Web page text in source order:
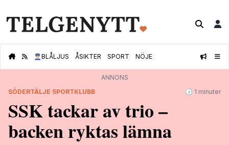
👮🏻‍♂️BLÅLJUS ÅSIKTER SPORT NÖJE
ANNONS
SÖDERTÄLJE SPORTKLUBB
🕝 1 minuter
SSK tackar av trio –
backen ryktas lämna